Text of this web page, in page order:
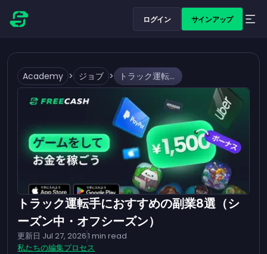
ログイン サインアップ
Academy > ジョブ > トラック運転手におすすめの副業8選（シーズン中・オフシーズン）
トラック運転手におすすめの副業8選（シ
ーズン中・オフシーズン）
更新日 Jul 27, 20261 min read
私たちの編集プロセス